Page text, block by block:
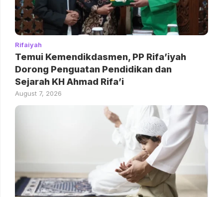
Rifaiyah
Temui Kemendikdasmen, PP Rifa’iyah
Dorong Penguatan Pendidikan dan
Sejarah KH Ahmad Rifa’i
August 7, 2026